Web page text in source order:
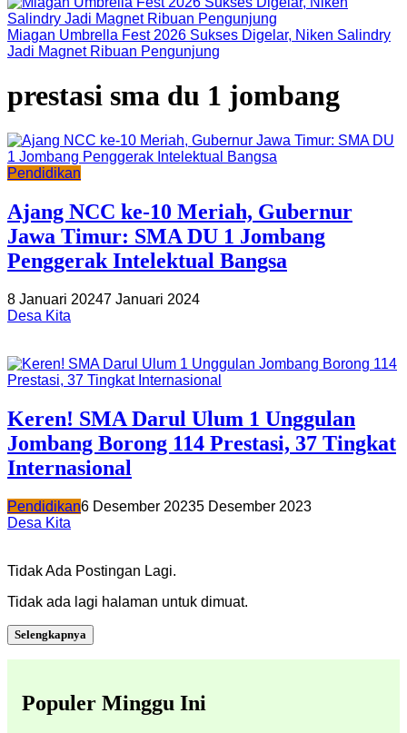
Miagan Umbrella Fest 2026 Sukses Digelar, Niken Salindry
Jadi Magnet Ribuan Pengunjung
prestasi sma du 1 jombang
Pendidikan
Ajang NCC ke-10 Meriah, Gubernur
Jawa Timur: SMA DU 1 Jombang
Penggerak Intelektual Bangsa
8 Januari 20247 Januari 2024
Desa Kita
Keren! SMA Darul Ulum 1 Unggulan
Jombang Borong 114 Prestasi, 37 Tingkat
Internasional
Pendidikan6 Desember 20235 Desember 2023
Desa Kita
Tidak Ada Postingan Lagi.
Tidak ada lagi halaman untuk dimuat.
Selengkapnya
Populer Minggu Ini